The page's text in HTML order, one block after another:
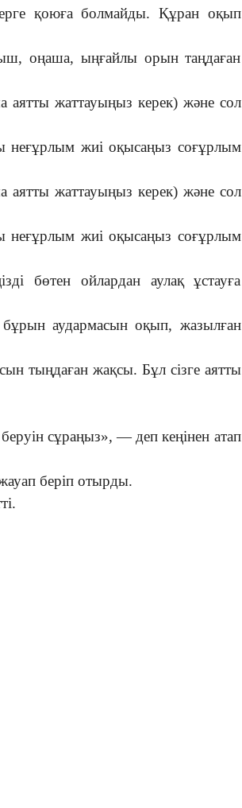
қоюға болмайды. Құран оқып
оңаша, ыңғайлы орын таңдаған
жаттауыңыз керек) және сол
неғұрлым жиі оқысаңыз соғұрлым
жаттауыңыз керек) және сол
неғұрлым жиі оқысаңыз соғұрлым
бөтен ойлардан аулақ ұстауға
аудармасын оқып, жазылған
тыңдаған жақсы. Бұл сізге аятты
сұраңыз», — деп кеңінен атап
беріп отырды.